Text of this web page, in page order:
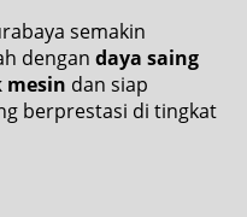
semakin
dengan daya saing
mesin dan siap
berprestasi di tingkat